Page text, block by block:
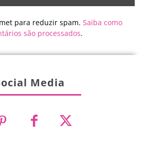
para reduzir spam. Saiba como
são processados.
Media